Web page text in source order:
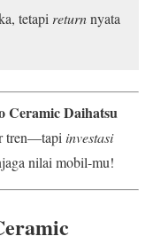
tetapi returnnyata
Ceramic Daihatsu
tren—tapi investasi
nilai mobil-mu!